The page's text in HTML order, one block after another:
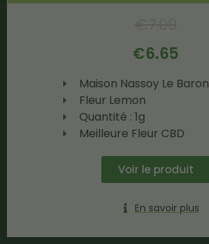
€6.65
Maison Nassoy Le Baron
Fleur Lemon
Quantité : 1g
Meilleure Fleur CBD
Voir le produit
En savoir plus